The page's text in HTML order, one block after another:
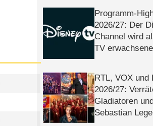
Programm-
2026/​27: Der
Channel wird
TV
RTL, VOX und
2026/​27:
Gladiatoren
Sebastian Lege